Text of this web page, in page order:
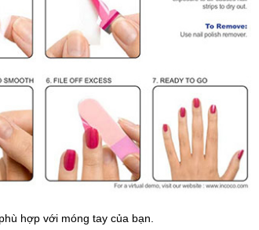
hợp với móng tay của bạn.